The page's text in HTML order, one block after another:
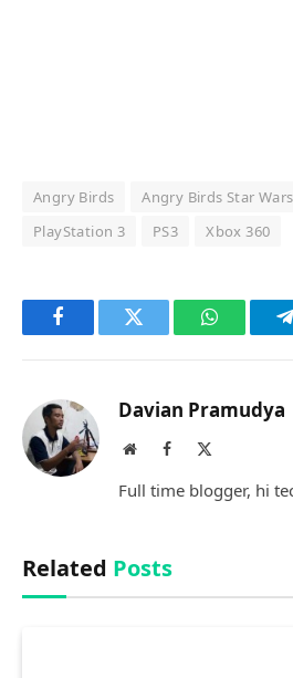
Angry Birds Angry Birds Star Wars
PlayStation 3
PS3 Xbox 360
FacebookTwitter WhatsApp
Davian Pramudya
WebsiteFacebook
Full time blogger, hi
Related Posts